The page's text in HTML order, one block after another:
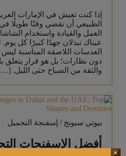
الطبيعي أن تقضي وقتًا طويلًا
العمل والقيادة واستخدام
عيناك تبذلان جهدًا كبيرًا كل
العدسات اللاصقة المناسبة
دون نظارات؛ بل هو قرار يتعلق
والثقة من الصباح حتى الليل.
بيوتي سبونج / إسفنجة التجميل
أفضل الإسفنجات
×